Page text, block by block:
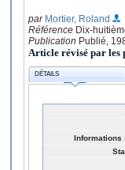
par Mortier, Roland
Référence Dix-
Publication Publié,
Article révisé par les
DÉTAILS
Informations